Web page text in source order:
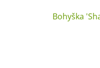
Bohyška